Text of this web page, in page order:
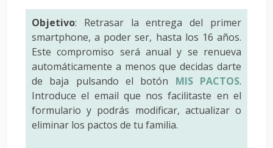
Objetivo: Retrasar la entrega del primer
smartphone, a poder ser, hasta los 16 años.
Este compromiso será anual y se renueva
automáticamente a menos que decidas darte
de baja pulsando el botón MIS PACTOS.
Introduce el email que nos facilitaste en el
formulario y podrás modificar, actualizar o
eliminar los pactos de tu familia.